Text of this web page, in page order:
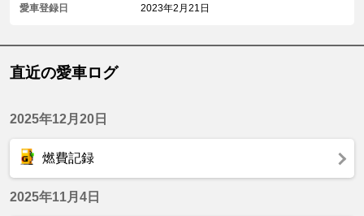
愛車登録日 2023年2月21日
直近の愛車ログ
2025年12月20日
燃費記録
2025年11月4日